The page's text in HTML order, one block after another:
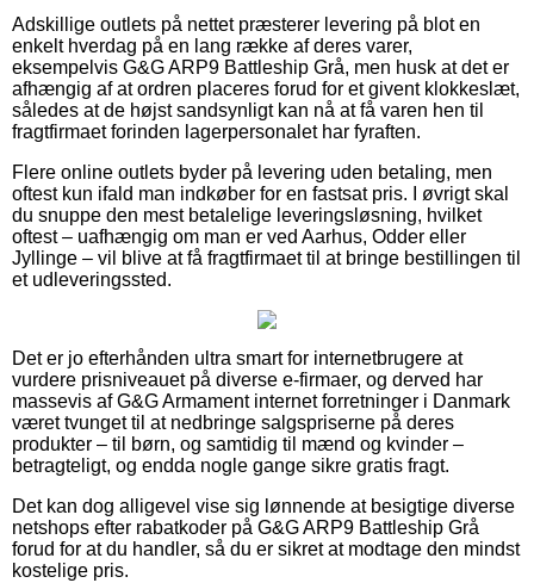
Adskillige outlets på nettet præsterer levering på blot en
enkelt hverdag på en lang række af deres varer,
eksempelvis G&G ARP9 Battleship Grå, men husk at det er
afhængig af at ordren placeres forud for et givent klokkeslæt,
således at de højst sandsynligt kan nå at få varen hen til
fragtfirmaet forinden lagerpersonalet har fyraften.
Flere online outlets byder på levering uden betaling, men
oftest kun ifald man indkøber for en fastsat pris. I øvrigt skal
du snuppe den mest betalelige leveringsløsning, hvilket
oftest – uafhængig om man er ved Aarhus, Odder eller
Jyllinge – vil blive at få fragtfirmaet til at bringe bestillingen til
et udleveringssted.
Det er jo efterhånden ultra smart for internetbrugere at
vurdere prisniveauet på diverse e-firmaer, og derved har
massevis af G&G Armament internet forretninger i Danmark
været tvunget til at nedbringe salgspriserne på deres
produkter – til børn, og samtidig til mænd og kvinder –
betragteligt, og endda nogle gange sikre gratis fragt.
Det kan dog alligevel vise sig lønnende at besigtige diverse
netshops efter rabatkoder på G&G ARP9 Battleship Grå
forud for at du handler, så du er sikret at modtage den mindst
kostelige pris.